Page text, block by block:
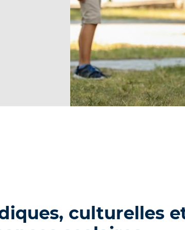
culturelles